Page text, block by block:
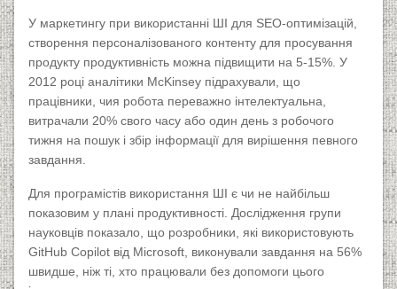
У маркетингу при використанні ШІ для SEO-оптимізацій,
створення персоналізованого контенту для просування
продукту продуктивність можна підвищити на 5-15%. У
2012 році аналітики McKinsey підрахували, що
працівники, чия робота переважно інтелектуальна,
витрачали 20% свого часу або один день з робочого
тижня на пошук і збір інформації для вирішення певного
завдання.
Для програмістів використання ШІ є чи не найбільш
показовим у плані продуктивності. Дослідження групи
науковців показало, що розробники, які використовують
GitHub Copilot від Microsoft, виконували завдання на 56%
швидше, ніж ті, хто працювали без допомоги цього